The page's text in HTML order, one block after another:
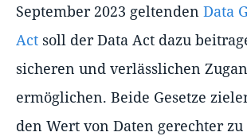
September 2023 geltenden Data
Act soll der Data Act dazu
sicheren und verlässlichen
ermöglichen. Beide Gesetze
den Wert von Daten gerechter